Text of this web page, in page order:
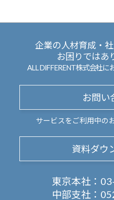
企業の人材育成・社
お困りではあ
ALL DIFFERENT株式会社に
お問い
サービスをご利用中の
資料ダウ
東京本社：
中部支社：